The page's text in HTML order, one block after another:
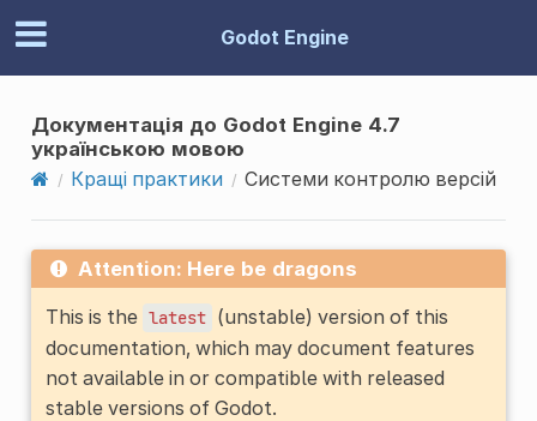
Godot Engine
Документація до Godot Engine 4.7
українською мовою
Кращі практики
Системи контролю версій
Attention: Here be dragons
This is the latest (unstable) version of this
documentation, which may document features
not available in or compatible with released
stable versions of Godot.